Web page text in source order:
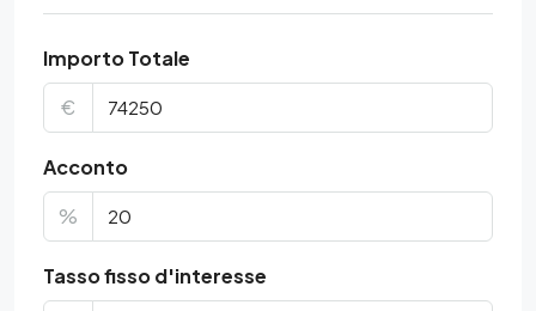
Importo Totale
€
Acconto
%
Tasso fisso d'interesse